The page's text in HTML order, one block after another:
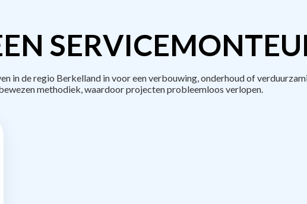
in de regio Berkelland in voor een verbouwing, onderhoud of
methodiek, waardoor projecten probleemloos verlopen.